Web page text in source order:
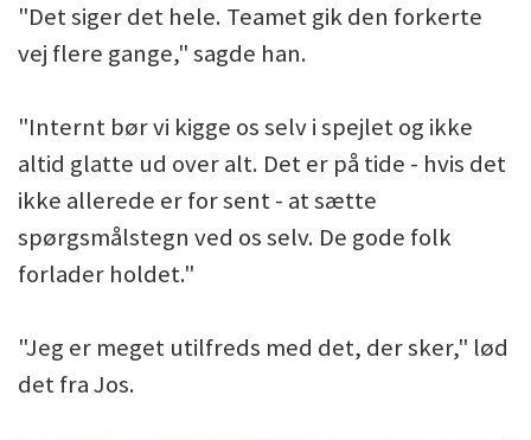
"Det siger det hele. Teamet gik den forkerte
vej flere gange," sagde han.
"Internt bør vi kigge os selv i spejlet og ikke
altid glatte ud over alt. Det er på tide - hvis det
ikke allerede er for sent - at sætte
spørgsmålstegn ved os selv. De gode folk
forlader holdet."
"Jeg er meget utilfreds med det, der sker," lød
det fra Jos.